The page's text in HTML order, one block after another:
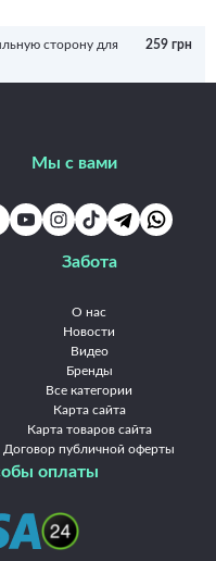
сторону для
259 грн
Мы с вами
Забота
О нас
Новости
Видео
Бренды
Все категории
Карта сайта
Карта товаров сайта
Договор публичной оферты
оплаты